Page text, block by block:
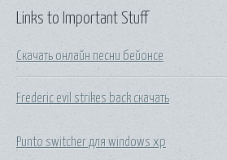
Links to Important Stuff
Скачать онлайн песни бейонсе
Frederic evil strikes back скачать
Punto switcher для windows xp